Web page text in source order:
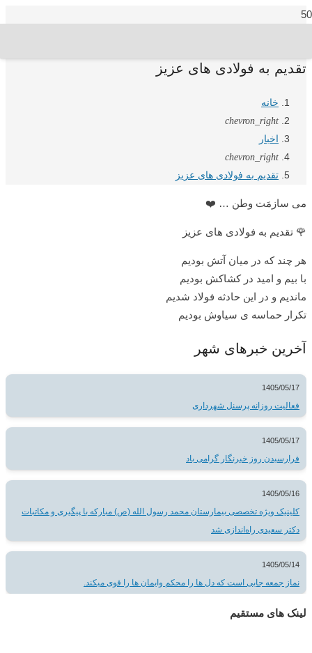
تقدیم به فولادی های عزیز
خانه
chevron_right
اخبار
chevron_right
تقدیم به فولادی های عزیز
می سازمَت وطن … ❤️
🌹 تقدیم به فولادی های عزیز
هر چند که در میان آتش بودیم
با بیم و امید در کشاکش بودیم
ماندیم و در این حادثه فولاد شدیم
تکرار حماسه ی سیاوش بودیم
آخرین خبرهای شهر
1405/05/17
فعالیت روزانه پرسنل شهرداری
1405/05/17
فرارسیدن روز خبرنگار گرامی باد
1405/05/16
کلینیک ویژه تخصصی بیمارستان محمد رسول الله (ص) مبارکه با پیگیری و مکاتبات
دکتر سعیدی راه‌اندازی شد
1405/05/14
نماز جمعه جایی است که دل ها را محکم و‌ایمان ها را قوی میکند.
لینک های مستقیم